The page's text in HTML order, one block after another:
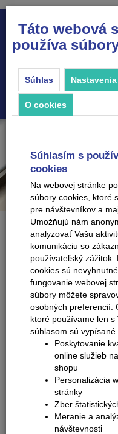
PRODUKTY
Značka
Arbiton
Plávajúce
Podlahy
Arbiton
Obvodové lišty
Príslušenstvo k
Produkty
Táto webová
používa
Súhlas
O cookies
Súhlasím s
cookies
Na webovej stránke
súbory cookies, ktoré
pre návštevníkov a
Umožňujú nám
analyzovať Vašu
komunikáciu so
používateľský zážitok.
cookies sú
fungovanie webovej
súbory môžete
osobných preferencií.
ktoré používame len s
súhlasom sú vypísané
Poskytovanie
online služieb
shopu
Personalizácia
stránky
Zber
Meranie a
návštevnosti